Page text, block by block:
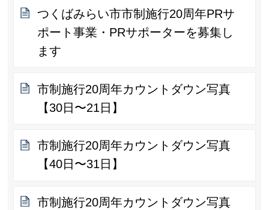
つくばみらい市市制施行20周年PRサ
ポート事業・PRサポーターを募集し
ます
市制施行20周年カウントダウン写真
【30日〜21日】
市制施行20周年カウントダウン写真
【40日〜31日】
市制施行20周年カウントダウン写真